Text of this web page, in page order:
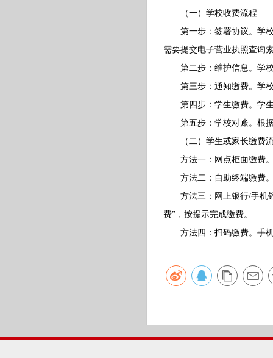
（一）学校收费流程
第一步：签署协议。学校
需要提交电子营业执照查询
第二步：维护信息。学校
第三步：通知缴费。学校
第四步：学生缴费。学生
第五步：学校对账。根据
（二）学生或家长缴费
方法一：网点柜面缴费。
方法二：自助终端缴费。
方法三：网上银行/手机银
费”，按提示完成缴费。
方法四：扫码缴费。手机